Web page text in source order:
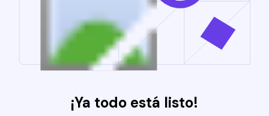
¡Ya todo está listo!